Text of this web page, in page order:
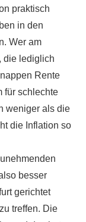
praktisch
in den
Wer am
die lediglich
Rente
für schlechte
weniger als die
die Inflation so
besser
gerichtet
treffen. Die